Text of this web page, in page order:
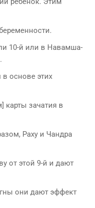
10-й или в Навамша-
основе этих
карты зачатия в
Раху и Чандра
от этой 9-й и дают
они дают эффект